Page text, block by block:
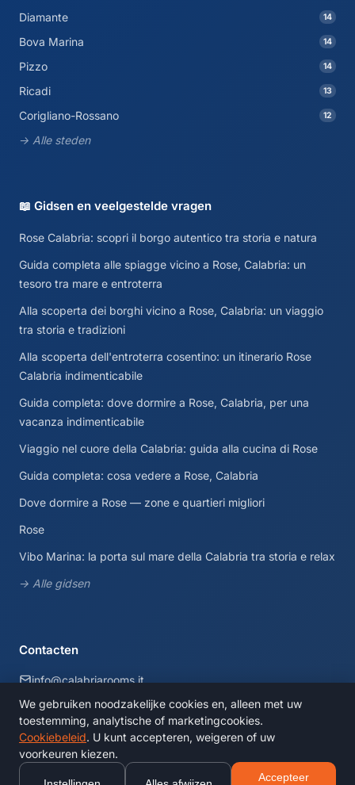
We gebruiken noodzakelijke cookies en, alleen met uw
toestemming, analytische of marketingcookies.
Cookiebeleid. U kunt accepteren, weigeren of uw
voorkeuren kiezen.
Accepteer
Diamante 14
Bova Marina 14
Pizzo 14
Ricadi 13
Corigliano-Rossano 12
→ Alle steden
📖 Gidsen en veelgestelde vragen
Rose Calabria: scopri il borgo autentico tra storia e natura
Guida completa alle spiagge vicino a Rose, Calabria: un
tesoro tra mare e entroterra
Alla scoperta dei borghi vicino a Rose, Calabria: un viaggio
tra storia e tradizioni
Alla scoperta dell'entroterra cosentino: un itinerario Rose
Calabria indimenticabile
Guida completa: dove dormire a Rose, Calabria, per una
vacanza indimenticabile
Viaggio nel cuore della Calabria: guida alla cucina di Rose
Guida completa: cosa vedere a Rose, Calabria
Dove dormire a Rose — zone e quartieri migliori
Rose
Vibo Marina: la porta sul mare della Calabria tra storia e relax
→ Alle gidsen
Contacten
info@calabriarooms.it
Calabria, Italia
© 2026 CalabriaRooms. Alle rechten voorbehouden.